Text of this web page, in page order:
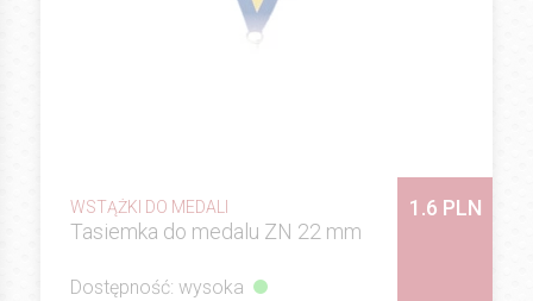
WSTĄŻKI DO MEDALI
Tasiemka do medalu ZN 22 mm
1.6 PLN
Dostępność: wysoka